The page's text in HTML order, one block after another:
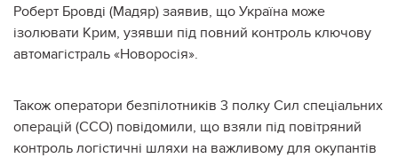
Роберт Бровді (Мадяр) заявив, що Україна може
ізолювати Крим, узявши під повний контроль ключову
автомагістраль «Новоросія».
Також оператори безпілотників 3 полку Сил спеціальних
операцій (ССО) повідомили, що взяли під повітряний
контроль логістичні шляхи на важливому для окупантів